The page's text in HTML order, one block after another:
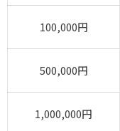
100,000円
500,000円
1,000,000円